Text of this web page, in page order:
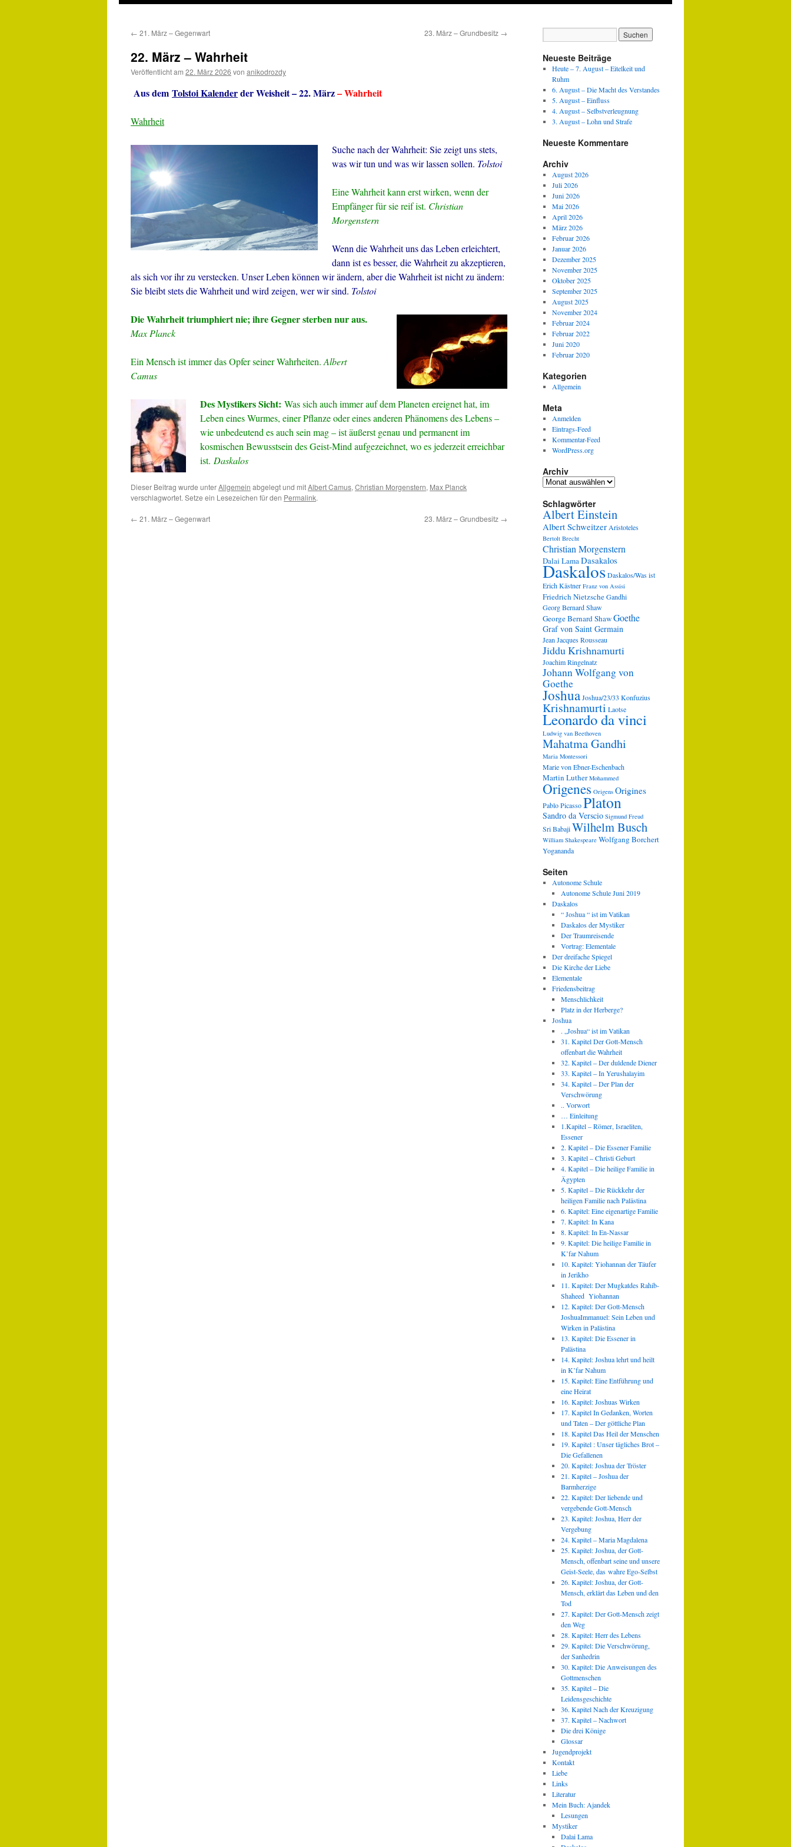
← 21. März – Gegenwart 23. März – Grundbesitz →
22. März – Wahrheit
Veröffentlicht am 22. März 2026 von anikodrozdy
Aus dem Tolstoi Kalenderder Weisheit – 22. März– Wahrheit
Wahrheit
Suche nach der Wahrheit: Sie zeigt uns stets,
was wir tun und was wir lassen sollen. Tolstoi
Eine Wahrheit kann erst wirken, wenn der
Empfänger für sie reif ist. Christian
Morgenstern
Wenn die Wahrheit uns das Leben erleichtert,
dann ist es besser, die Wahrheit zu akzeptieren,
als sich vor ihr zu verstecken. Unser Leben können wir ändern, aber die Wahrheit ist nicht zu ändern:
Sie bleibt stets die Wahrheit und wird zeigen, wer wir sind. Tolstoi
Die Wahrheit triumphiert nie; ihre Gegner sterben nur aus.
Max Planck
Ein Mensch ist immer das Opfer seiner Wahrheiten. Albert
Camus
Des Mystikers Sicht: Was sich auch immer auf dem Planeten ereignet hat, im
Leben eines Wurmes, einer Pflanze oder eines anderen Phänomens des Lebens –
wie unbedeutend es auch sein mag – ist äußerst genau und permanent im
kosmischen Bewusstsein des Geist-Mind aufgezeichnet, wo es jederzeit erreichbar
ist. Daskalos
Dieser Beitrag wurde unterAllgemein abgelegt und mitAlbert Camus, Christian Morgenstern, Max Planck
verschlagwortet. Setze ein Lesezeichen für den Permalink.
← 21. März – Gegenwart 23. März – Grundbesitz →
Neueste Beiträge
Heute – 7. August – Eitelkeit und
Ruhm
6. August – Die Macht des Verstandes
5. August – Einfluss
4. August – Selbstverleugnung
3. August – Lohn und Strafe
Neueste Kommentare
Archiv
August 2026
Juli 2026
Juni 2026
Mai 2026
April 2026
März 2026
Februar 2026
Januar 2026
Dezember 2025
November 2025
Oktober 2025
September 2025
August 2025
November 2024
Februar 2024
Februar 2022
Juni 2020
Februar 2020
Kategorien
Allgemein
Meta
Anmelden
Eintrags-Feed
Kommentar-Feed
WordPress.org
Archiv
Archiv
Schlagwörter
Albert Einstein
Albert Schweitzer Aristoteles
Bertolt Brecht
Christian Morgenstern
Dalai LamaDasakalos
DaskalosDaskalos/Was ist
Erich Kästner Franz von Assisi
Friedrich NietzscheGandhi
Georg Bernard Shaw
George Bernard ShawGoethe
Graf von Saint Germain
Jean Jacques Rousseau
Jiddu Krishnamurti
Joachim Ringelnatz
Johann Wolfgang von
Goethe
JoshuaJoshua/23/33 Konfuzius
Krishnamurti Laotse
Leonardo da vinci
Ludwig van Beethoven
Mahatma Gandhi
Maria Montessori
Marie von Ebner-Eschenbach
Martin Luther Mohammed
Origenes Origens Origines
Pablo PicassoPlaton
Sandro da Verscio Sigmund Freud
Sri BabajiWilhelm Busch
William Shakespeare Wolfgang Borchert
Yogananda
Seiten
Autonome Schule
Autonome Schule Juni 2019
Daskalos
“ Joshua “ ist im Vatikan
Daskalos der Mystiker
Der Traumreisende
Vortrag: Elementale
Der dreifache Spiegel
Die Kirche der Liebe
Elementale
Friedensbeitrag
Menschlichkeit
Platz in der Herberge?
Joshua
. „Joshua“ ist im Vatikan
31. Kapitel Der Gott-Mensch
offenbart die Wahrheit
32. Kapitel – Der duldende Diener
33. Kapitel – In Yerushalayim
34. Kapitel – Der Plan der
Verschwörung
.. Vorwort
… Einleitung
1.Kapitel – Römer, Israeliten,
Essener
2. Kapitel – Die Essener Familie
3. Kapitel – Christi Geburt
4. Kapitel – Die heilige Familie in
Ägypten
5. Kapitel – Die Rückkehr der
heiligen Familie nach Palästina
6. Kapitel: Eine eigenartige Familie
7. Kapitel: In Kana
8. Kapitel: In En-Nassar
9. Kapitel: Die heilige Familie in
K’far Nahum
10. Kapitel: Yiohannan der Täufer
in Jerikho
11. Kapitel: Der Mugkatdes Rahib-
Shaheed Yiohannan
12. Kapitel: Der Gott-Mensch
JoshuaImmanuel: Sein Leben und
Wirken in Palästina
13. Kapitel: Die Essener in
Palästina
14. Kapitel: Joshua lehrt und heilt
in K’far Nahum
15. Kapitel: Eine Entführung und
eine Heirat
16. Kapitel: Joshuas Wirken
17. Kapitel In Gedanken, Worten
und Taten – Der göttliche Plan
18. Kapitel Das Heil der Menschen
19. Kapitel : Unser tägliches Brot –
Die Gefallenen
20. Kapitel: Joshua der Tröster
21. Kapitel – Joshua der
Barmherzige
22. Kapitel: Der liebende und
vergebende Gott-Mensch
23. Kapitel: Joshua, Herr der
Vergebung
24. Kapitel – Maria Magdalena
25. Kapitel: Joshua, der Gott-
Mensch, offenbart seine und unsere
Geist-Seele, das wahre Ego-Selbst
26. Kapitel: Joshua, der Gott-
Mensch, erklärt das Leben und den
Tod
27. Kapitel: Der Gott-Mensch zeigt
den Weg
28. Kapitel: Herr des Lebens
29. Kapitel: Die Verschwörung,
der Sanhedrin
30. Kapitel: Die Anweisungen des
Gottmenschen
35. Kapitel – Die
Leidensgeschichte
36. Kapitel Nach der Kreuzigung
37. Kapitel – Nachwort
Die drei Könige
Glossar
Jugendprojekt
Kontakt
Liebe
Links
Literatur
Mein Buch: Ajandek
Lesungen
Mystiker
Dalai Lama